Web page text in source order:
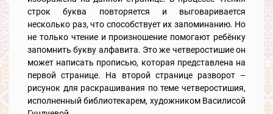
строк буква повторяется и выговаривается
несколько раз, что способствует их запоминанию. Но
не только чтение и произношение помогают ребёнку
запомнить букву алфавита. Это же четверостишие он
может написать прописью, которая представлена на
первой странице. На второй странице разворот –
рисунок для раскрашивания по теме четверостишия,
исполненный библиотекарем, художником Василисой